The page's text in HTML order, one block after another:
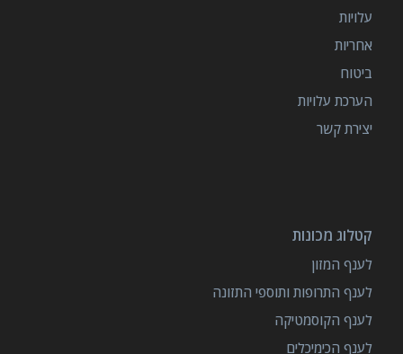
עלויות
אחריות
ביטוח
הערכת עלויות
יצירת קשר
קטלוג מכונות
לענף המזון
לענף התרופות ותוספי התזונה
לענף הקוסמטיקה
לענף הכימיכלים